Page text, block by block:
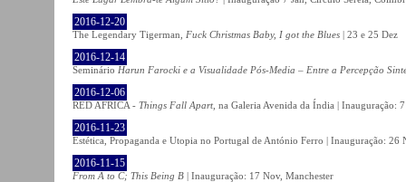
2016-12-20
The Legendary Tigerman, Fuck Christmas Baby, I got the Blues | 23 e 25 Dez
2016-12-14
Seminário Harun Farocki e a Visualidade Pós-Media – Entre a Percepção
2016-12-06
RED AFRICA - Things Fall Apart , na Galeria Avenida da Índia | Inauguração:
2016-11-23
Estética, Propaganda e Utopia no Portugal de António Ferro | Inauguração: 26
2016-11-15
From A to C; This Being B | Inauguração: 17 Nov, Manchester